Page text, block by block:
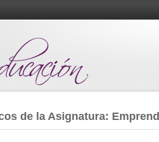
de la Asignatura: